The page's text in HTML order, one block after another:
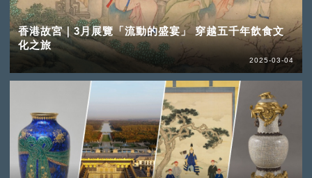
香港故宮｜3月展覽「流動的盛宴」 穿越五千年飲食文
化之旅
2025-03-04